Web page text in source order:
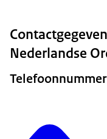
Nederlandse
Telefoonnummer